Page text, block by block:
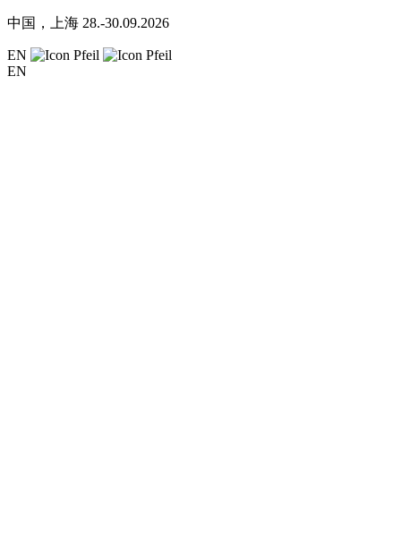
中国，上海 28.-30.09.2026
EN
EN